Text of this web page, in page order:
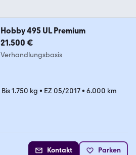
Hobby 495 UL Premium
21.500 €
Verhandlungsbasis
Bis 1.750 kg • EZ 05/2017• 6.000 km
Kontakt Parken